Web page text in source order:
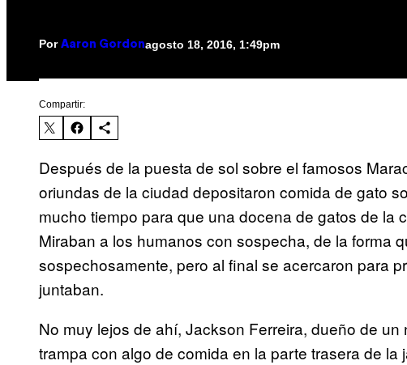
Por Aaron Gordonagosto 18, 2016, 1:49pm
Compartir:
Después de la puesta de sol sobre el famosos
oriundas de la ciudad depositaron comida de gato
mucho tiempo para que una docena de gatos de la
Miraban a los humanos con sospecha, de la forma
sospechosamente, pero al final se acercaron para
juntaban.
No muy lejos de ahí, Jackson Ferreira, dueño de
trampa con algo de comida en la parte trasera de